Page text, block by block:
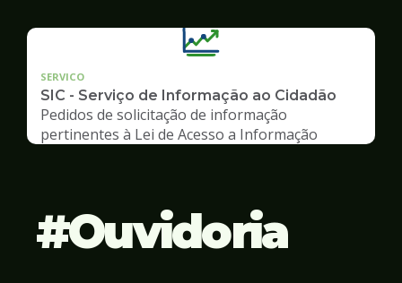
SERVICO
SIC - Serviço de Informação ao Cidadão
Pedidos de solicitação de informação
pertinentes à Lei de Acesso a Informação
Ouvidoria